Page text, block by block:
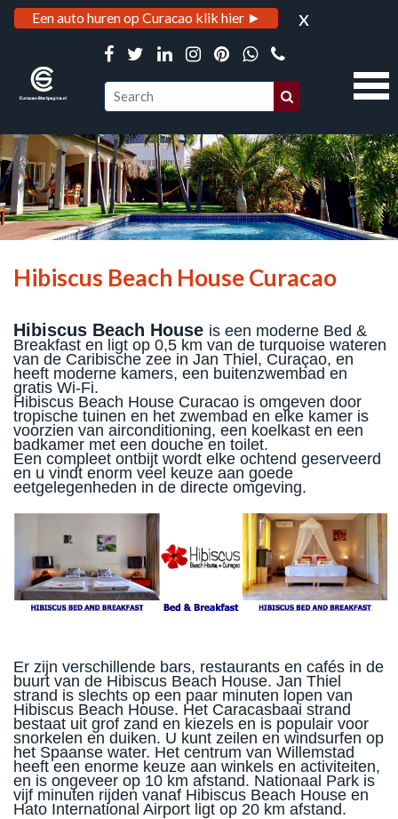
Een auto huren op Curacao klik hier ► x
Hibiscus Beach House Curacao
Hibiscus Beach House is een moderne Bed &
Breakfast en ligt op 0,5 km van de turquoise wateren
van de Caribische zee in Jan Thiel, Curaçao, en
heeft moderne kamers, een buitenzwembad en
gratis Wi-Fi.
Hibiscus Beach House Curacao is omgeven door
tropische tuinen en het zwembad en elke kamer is
voorzien van airconditioning, een koelkast en een
badkamer met een douche en toilet.
Een compleet ontbijt wordt elke ochtend geserveerd
en u vindt enorm veel keuze aan goede
eetgelegenheden in de directe omgeving.
Er zijn verschillende bars, restaurants en cafés in de
buurt van de Hibiscus Beach House. Jan Thiel
strand is slechts op een paar minuten lopen van
Hibiscus Beach House. Het Caracasbaai strand
bestaat uit grof zand en kiezels en is populair voor
snorkelen en duiken. U kunt zeilen en windsurfen op
het Spaanse water. Het centrum van Willemstad
heeft een enorme keuze aan winkels en activiteiten,
en is ongeveer op 10 km afstand. Nationaal Park is
vijf minuten rijden vanaf Hibiscus Beach House en
Hato International Airport ligt op 20 km afstand.